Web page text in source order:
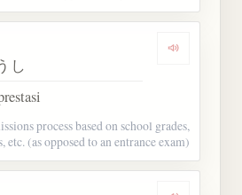
Dengarkan
し
process based on school grades,
etc. (as opposed to an entrance exam)